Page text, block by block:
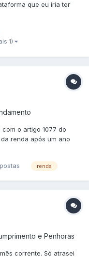
que eu iria ter
1)
o artigo 1077 do
renda após um ano
renda
e Penhoras
corrente. Só atrasei